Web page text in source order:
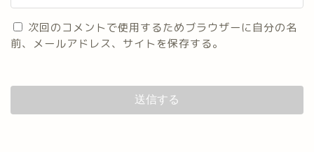
次回のコメントで使用するためブラウザーに自分の名
前、メールアドレス、サイトを保存する。